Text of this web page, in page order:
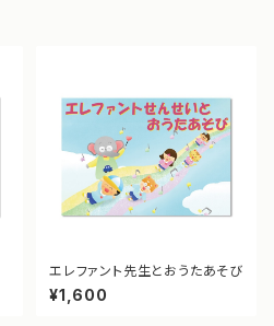
エレファント先生とおうたあそび
¥1,600